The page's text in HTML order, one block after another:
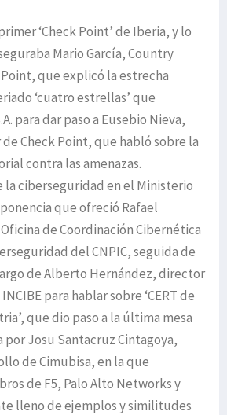
‘Check Point’ de Iberia, y lo
Mario García, Country
que explicó la estrecha
‘cuatro estrellas’ que
para dar paso a Eusebio Nieva,
Check Point, que habló sobre la
contra las amenazas.
la ciberseguridad en el Ministerio
que ofreció Rafael
de Coordinación Cibernética
del CNPIC, seguida de
de Alberto Hernández, director
para hablar sobre ‘CERT de
que dio paso a la última mesa
Josu Santacruz Cintagoya,
de Cimubisa, en la que
de F5, Palo Alto Networks y
lleno de ejemplos y similitudes